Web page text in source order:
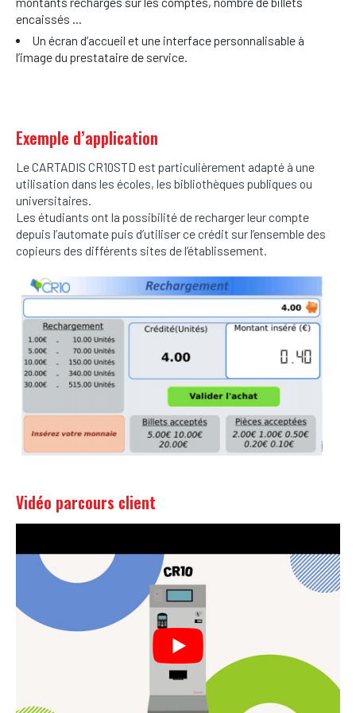
encaissés …
Un écran d’accueil et une interface personnalisable à
l’image du prestataire de service.
Exemple d’application
Le CARTADIS CR10STD est particulièrement adapté à une
utilisation dans les écoles, les bibliothèques publiques ou
universitaires.
Les étudiants ont la possibilité de recharger leur compte
depuis l’automate puis d’utiliser ce crédit sur l’ensemble des
copieurs des différents sites de l’établissement.
Vidéo parcours client